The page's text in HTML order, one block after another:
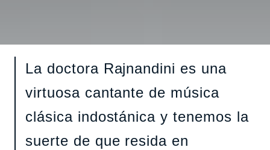
La doctora Rajnandini es una
virtuosa cantante de música
clásica indostánica y tenemos la
suerte de que resida en